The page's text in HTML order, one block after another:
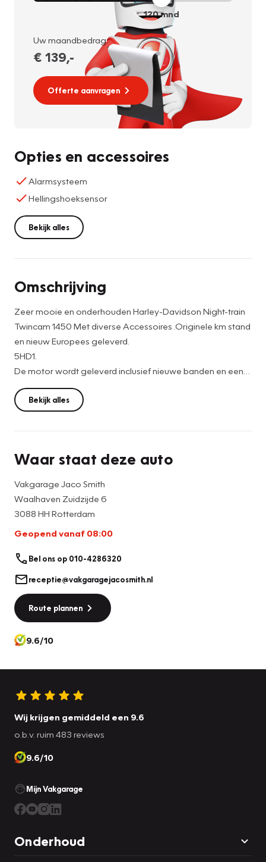
120mnd
Uw maandbedrag:
€ 139,-
Offerte aanvragen
Opties en accessoires
Alarmsysteem
Hellingshoeksensor
Bekijk alles
Omschrijving
Zeer mooie en onderhouden Harley-Davidson Night-train
Twincam 1450 Met diverse Accessoires .Originele km stand
en nieuw Europees geleverd.
5HD1.
De motor wordt geleverd inclusief nieuwe banden en een
beurt. 2 HANDZENDERS
Garantie bespreekbaar.
Bekijk alles
Waar staat deze auto
Vakgarage Jaco Smith
Waalhaven Zuidzijde 6
3088 HH Rotterdam
Geopend vanaf 08:00
Bel ons op 010-4286320
receptie@vakgaragejacosmith.nl
Route plannen
9.6/10
Wij krijgen gemiddeld een 9.6
o.b.v. ruim 483 reviews
9.6/10
Mijn Vakgarage
Onderhoud